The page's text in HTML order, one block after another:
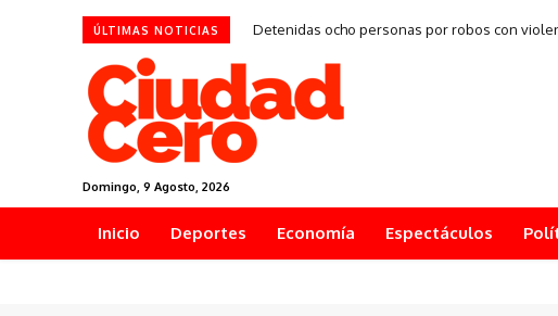
ÚLTIMAS NOTICIAS
Detenidas ocho personas por robos con
Domingo, 9 Agosto, 2026
Inicio Deportes Economía Espectáculos